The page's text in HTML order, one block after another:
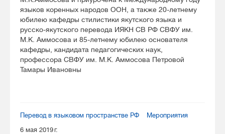
языков коренных народов ООН, а также 20-летнему
юбилею кафедры стилистики якутского языка и
русско-якутского перевода ИЯКН СВ РФ СВФУ им.
М.К. Аммосова и 85-летнему юбилею основателя
кафедры, кандидата педагогических наук,
профессора СВФУ им. М.К. Аммосова Петровой
Тамары Ивановны
Перевод в языковом пространстве РФ
Мероприятия
6 мая 2019 г.